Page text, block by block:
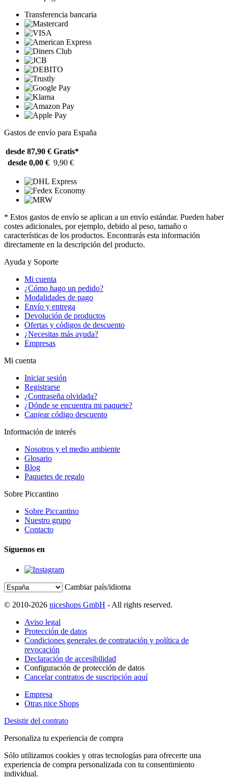
Transferencia bancaria
Gastos de envío para España
desde 87,90 € Gratis*
desde 0,00 € 9,90 €
* Estos gastos de envío se aplican a un envío estándar. Pueden haber
costes adicionales, por ejemplo, debido al peso, tamaño o
características de los productos. Encontrarás esta información
directamente en la descripción del producto.
Ayuda y Soporte
Mi cuenta
¿Cómo hago un pedido?
Modalidades de pago
Envío y entrega
Devolución de productos
Ofertas y códigos de descuento
¿Necesitas más ayuda?
Empresas
Mi cuenta
Iniciar sesión
Registrarse
¿Contraseña olvidada?
¿Dónde se encuentra mi paquete?
Canjear código descuento
Información de interés
Nosotros y el medio ambiente
Glosario
Blog
Paquetes de regalo
Sobre Piccantino
Sobre Piccantino
Nuestro grupo
Contacto
Síguenos en
Cambiar país/idioma
© 2010-2026 niceshops GmbH - All rights reserved.
Aviso legal
Protección de datos
Condiciones generales de contratación y política de
revocación
Declaración de accesibilidad
Configuración de protección de datos
Cancelar contratos de suscripción aquí
Empresa
Otras nice Shops
Desistir del contrato
Personaliza tu experiencia de compra
Sólo utilizamos cookies y otras tecnologías para ofrecerte una
experiencia de compra personalizada con tu consentimiento
individual.